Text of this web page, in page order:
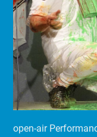
open-air